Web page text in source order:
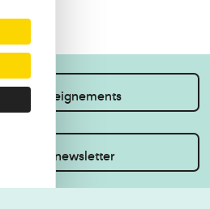
des renseignements
à la newsletter